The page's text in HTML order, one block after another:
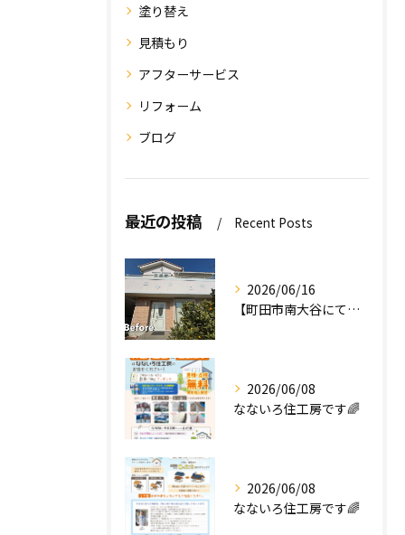
塗り替え
見積もり
アフターサービス
リフォーム
ブログ
最近の投稿 Recent Posts
2026/06/16
【町田市南大谷にて外壁塗装工事完工のお知らせ】
2026/06/08
なないろ住工房です🌈
2026/06/08
なないろ住工房です🌈